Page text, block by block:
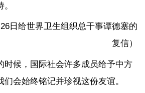
26日给世界卫生组织总干事谭德塞的
复信）
时候，国际社会许多成员给予中方
会始终铭记并珍视这份友谊。